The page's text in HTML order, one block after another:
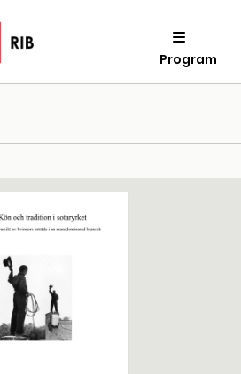
Program